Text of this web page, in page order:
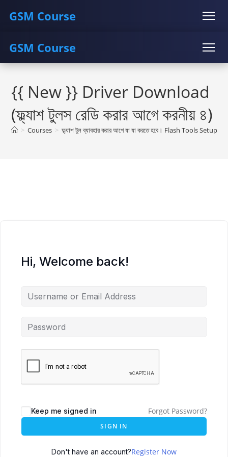
GSM Course
COURSE GU SERVER STUDENT REGISTRATION
GSM Course
Instructor Registration
Skip
content{{ New }} Driver Download
(ফ্ল্যাশ টুলস রেডি করার আগে করনীয় ৪)
> Courses > ফ্ল্যাশ টুল ব্যাবহার করার আগে যা যা করতে হবে। Flash Tools Setup
Hi, Welcome back!
Keep me signed in Forgot Password?
SIGN IN
Don't have an account?Register Now